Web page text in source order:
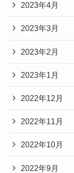
2023年4月
2023年3月
2023年2月
2023年1月
2022年12月
2022年11月
2022年10月
2022年9月